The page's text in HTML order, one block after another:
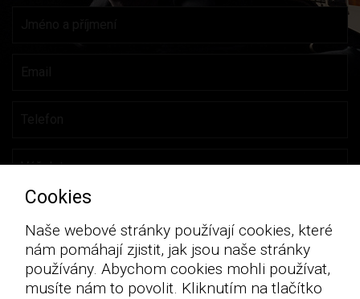
Cookies
Naše webové stránky používají cookies, které
nám pomáhají zjistit, jak jsou naše stránky
používány. Abychom cookies mohli používat,
musíte nám to povolit. Kliknutím na tlačítko